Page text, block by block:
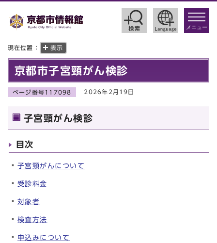
toggle
メニュー
現在位置： 表示
京都市子宮頸がん検診
ページ番号117098 2026年2月19日
子宮頸がん検診
目次
子宮頸がんについて
受診料金
対象者
検査方法
申込みについて